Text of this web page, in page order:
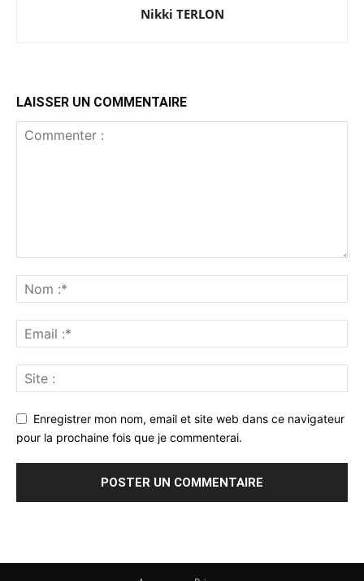
Nikki TERLON
LAISSER UN COMMENTAIRE
Enregistrer mon nom, email et site web dans ce navigateur
pour la prochaine fois que je commenterai.